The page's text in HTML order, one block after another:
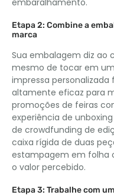
embaralhamento.
Etapa 2: Combine a
marca
Sua embalagem diz ao
mesmo de tocar em
impressa
altamente eficaz para
promoções de feiras
experiência de
de crowdfunding de
caixa rígida de duas
estampagem em folha
o valor percebido.
Etapa 3: Trabalhe com